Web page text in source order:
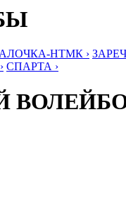
НТМК ›
СПАРТА ›